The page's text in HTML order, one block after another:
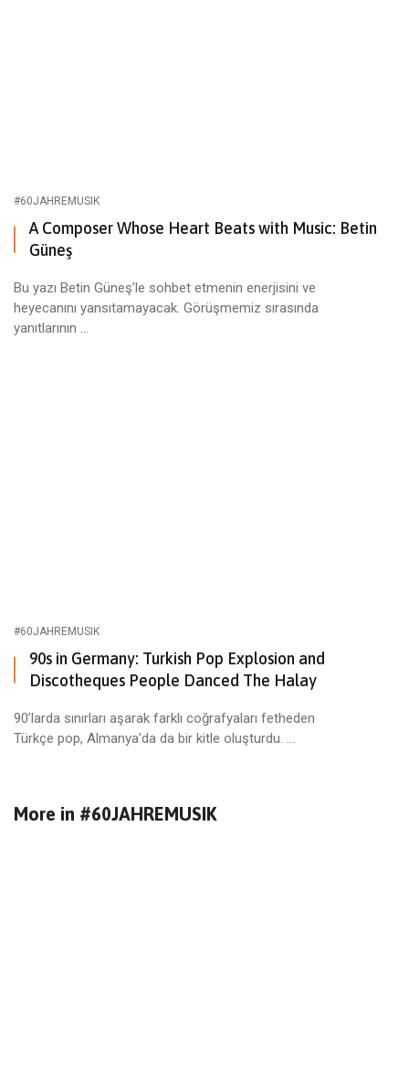
#60JAHREMUSIK
A Composer Whose Heart Beats with Music: Betin
Güneş
Bu yazı Betin Güneş’le sohbet etmenin enerjisini ve
heyecanını yansıtamayacak. Görüşmemiz sırasında
yanıtlarının ...
#60JAHREMUSIK
90s in Germany: Turkish Pop Explosion and
Discotheques People Danced The Halay
90’larda sınırları aşarak farklı coğrafyaları fetheden
Türkçe pop, Almanya’da da bir kitle oluşturdu. ...
More in #60JAHREMUSIK